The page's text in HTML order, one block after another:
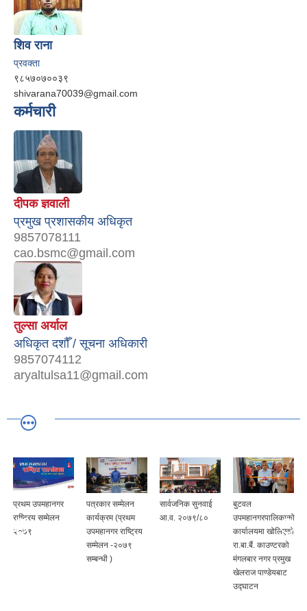
शिव राना
प्रवक्ता
९८५७०७००३९
shivarana70039@gmail.com
कर्मचारी
दीपक ज्ञवाली
प्रमुख प्रशासकीय अधिकृत
9857078111
cao.bsmc@gmail.com
तुल्सा अर्याल
अधिकृत दशौँ / सूचना अधिकारी
9857074112
aryaltulsa11@gmail.com
उपमहानगर
सम्मेलन
पत्रकार सम्मेलन
कार्यक्रम (प्रथम
उपमहानगर राष्ट्रिय
सम्मेलन -२०७९
सार्वजनिक सुनवाई
आ.व. २०७९/८०
बुटवल
उपमहानगरपालिकाको
कार्यालयमा खोलिएको
रा.बा.बैं. काउण्टरको
मंगलबार नगर प्रमुख
खेलराज पाण्डेयबाट
अधिकृत
पन्थीको
कार्यक्रम